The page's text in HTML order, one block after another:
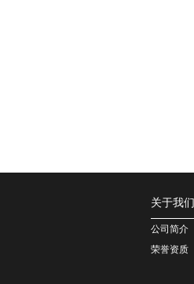
关于我们
公司简介
荣誉资质